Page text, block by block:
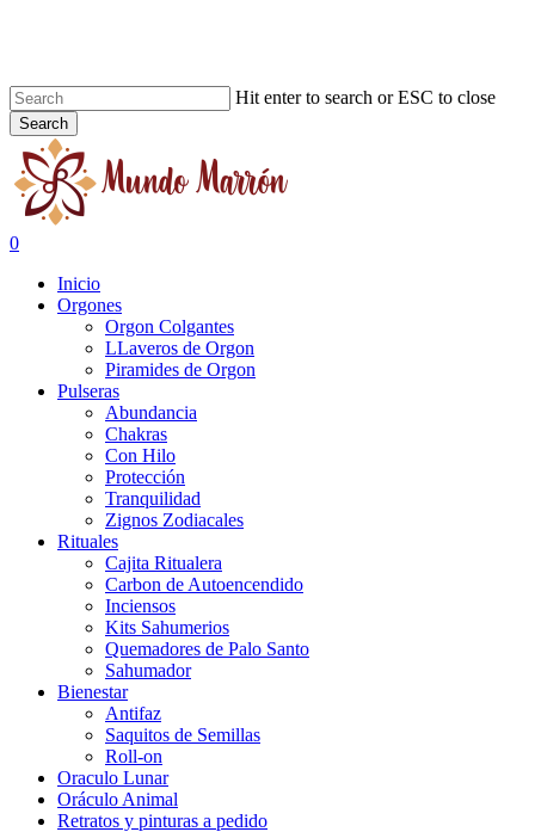
content
Hit enter to search or ESC to close
Search
Close
Search
search
0
Inicio
Orgones
Orgon Colgantes
LLaveros de Orgon
Piramides de Orgon
Pulseras
Abundancia
Chakras
Con Hilo
Protección
Tranquilidad
Zignos Zodiacales
Rituales
Cajita Ritualera
Carbon de Autoencendido
Inciensos
Kits Sahumerios
Quemadores de Palo Santo
Sahumador
Bienestar
Antifaz
Saquitos de Semillas
Roll-on
Oraculo Lunar
Oráculo Animal
Retratos y pinturas a pedido